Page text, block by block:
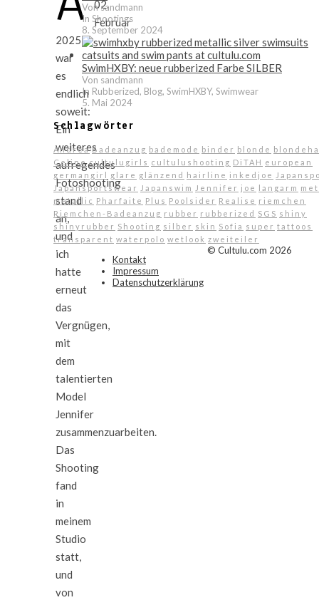
02.
Februar
2025
war
es
endlich
soweit:
Ein
weiteres
aufregendes
Fotoshooting
stand
an,
und
ich
hatte
erneut
das
Vergnügen,
mit
dem
talentierten
Model
Jennifer
zusammenzuarbeiten.
Das
Shooting
fand
in
meinem
Studio
statt,
und
von
Von sandmann
In Shootings
8. September 2024
SwimHXBY: neue rubberized Farbe SILBER
Von sandmann
In Rubberized, Blog, SwimHXBY, Swimwear
5. Mai 2024
Schlagwörter
Andrea Badeanzug bademode binder blonde
Celine cultulugirls cultulushooting DiTAH european
germangirl glare glänzend hairline inkedjoe
Japansportswear
Japanswim Jennifer joe langarm
metallic Pharfaite Plus Poolsider Realise riemchen
Riemchen-Badeanzug rubber rubberized SGS shiny
shinyrubber Shooting silber skin Sofia super tattoos
transparent waterpolo wetlook zweiteiler
© Cultulu.com 2026
Kontakt
Impressum
Datenschutzerklärung